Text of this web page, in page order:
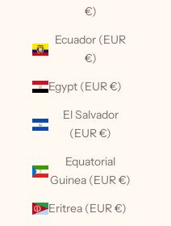
€)
Ecuador (EUR
€)
Egypt (EUR €)
El Salvador
(EUR €)
Equatorial
Guinea (EUR €)
Eritrea (EUR €)